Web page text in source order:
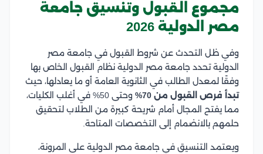
مجموع القبول وتنسيق جامعة
مصر الدولية 2026
وفي ظل التحدث عن شروط القبول في جامعة مصر
الدولية تحدد جامعة مصر الدولية نظام القبول الخاص بها
وفقًا لمعدل الطالب في الثانوية العامة أو ما يعادلها، حيث
تبدأ فرص القبول من 70%
وحتى 50% في أغلب الكليات،
مما يفتح المجال أمام شريحة كبيرة من الطلاب لتحقيق
حلمهم بالانضمام إلى التخصصات المتاحة.
ويعتمد التنسيق في جامعة مصر الدولية على المرونة،